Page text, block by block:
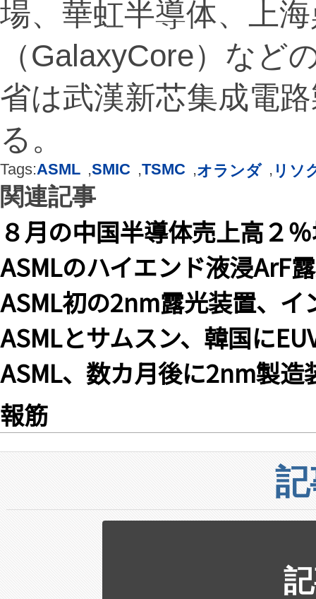
場、華虹半導体、上
（GalaxyCore）など
省は武漢新芯集成電
る。
Tags:ASML ,SMIC ,TSMC ,オランダ , リソ
関連記事
８月の中国半導体売上高２
ASMLのハイエンド液浸ArF
ASML初の2nm露光装置、イ
ASMLとサムスン、韓国に
ASML、数カ月後に2nm製
報筋